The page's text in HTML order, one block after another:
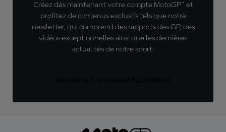
Créez dès maintenant votre compte MotoGP™ et
profitez de contenus exclusifs tels que notre
newletter, qui comprend des rapports des GP, des
vidéos exceptionnelles ainsi que les dernières
actualités de notre sport.